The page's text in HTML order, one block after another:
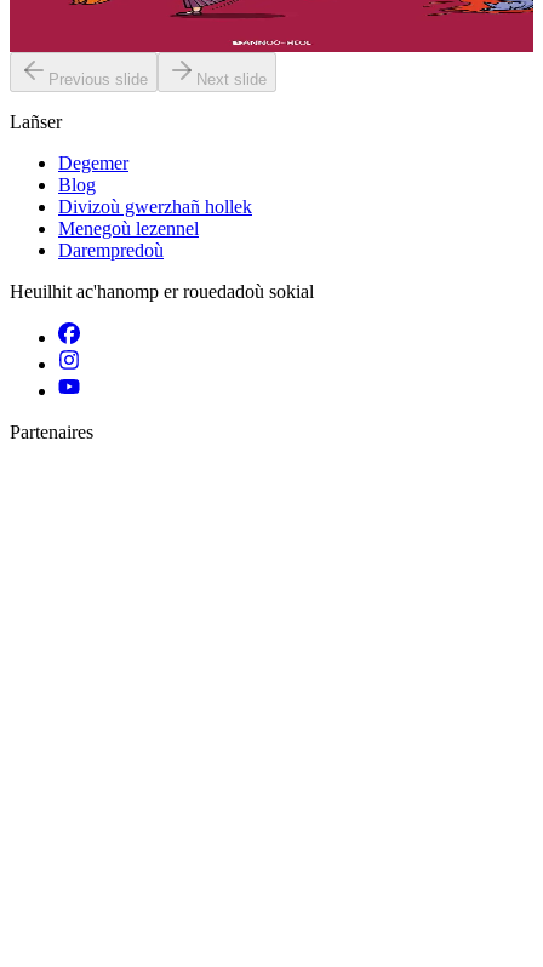
Previous slide Next slide
Lañser
Degemer
Blog
Divizoù gwerzhañ hollek
Menegoù lezennel
Darempredoù
Heuilhit ac'hanomp er rouedadoù sokial
Partenaires